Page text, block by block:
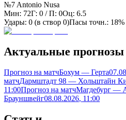
№7 Antonio Nusa
Мин: 72Г: 0 / П: 0Оц: 6.5
Удары: 0 (в створ 0)Пасы точн.: 18%
Актуальные прогнозы
Прогноз на матчБохум — Герта
матчДармштадт 98 — Хольштайн
11:00Прогноз на матчМагдебург —
Брауншвейг08.08.2026, 11:00